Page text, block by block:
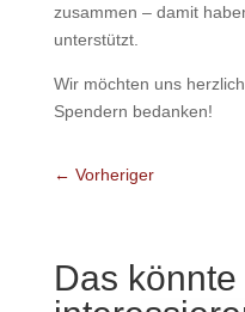
zusammen – damit
unterstützt.
Wir möchten uns
Spendern bedanken!
← Vorheriger
Das